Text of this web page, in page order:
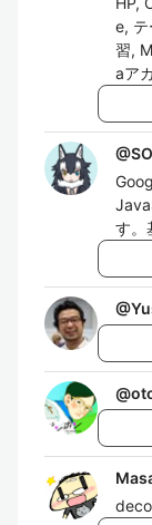
e, テ
習,
aア
@
す。
@
@